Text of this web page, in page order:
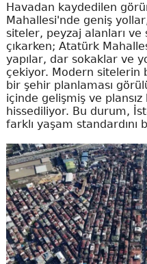
Havadan kaydedilen
Mahallesi'nde geniş
siteler, peyzaj alanları ve
çıkarken; Atatürk
yapılar, dar sokaklar ve
çekiyor. Modern sitelerin
bir şehir planlaması
içinde gelişmiş ve
hissediliyor. Bu durum,
farklı yaşam standardını